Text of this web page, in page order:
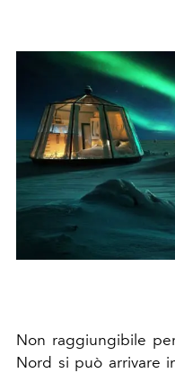
Non raggiungibile
Nord si può arrivare